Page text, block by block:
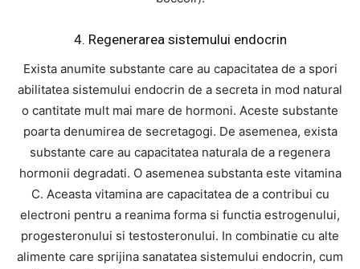
4. Regenerarea sistemului endocrin
Exista anumite substante care au capacitatea de a spori
abilitatea sistemului endocrin de a secreta in mod natural
o cantitate mult mai mare de hormoni. Aceste substante
poarta denumirea de secretagogi. De asemenea, exista
substante care au capacitatea naturala de a regenera
hormonii degradati. O asemenea substanta este vitamina
C. Aceasta vitamina are capacitatea de a contribui cu
electroni pentru a reanima forma si functia estrogenului,
progesteronului si testosteronului. In combinatie cu alte
alimente care sprijina sanatatea sistemului endocrin, cum